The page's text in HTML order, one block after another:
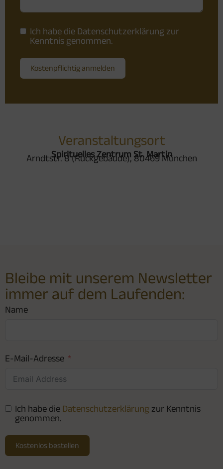
Ich habe die Datenschutzerklärung zur
Kenntnis genommen.
Kostenpflichtig anmelden
Veranstaltungsort
Spirituelles Zentrum St. Martin
Arndtstr. 8 (Rückgebäude), 80469 München
Bleibe mit unserem Newsletter
immer auf dem Laufenden:
Name
E-Mail-Adresse
Ich habe die Datenschutzerklärung zur Kenntnis
genommen.
Kostenlos bestellen